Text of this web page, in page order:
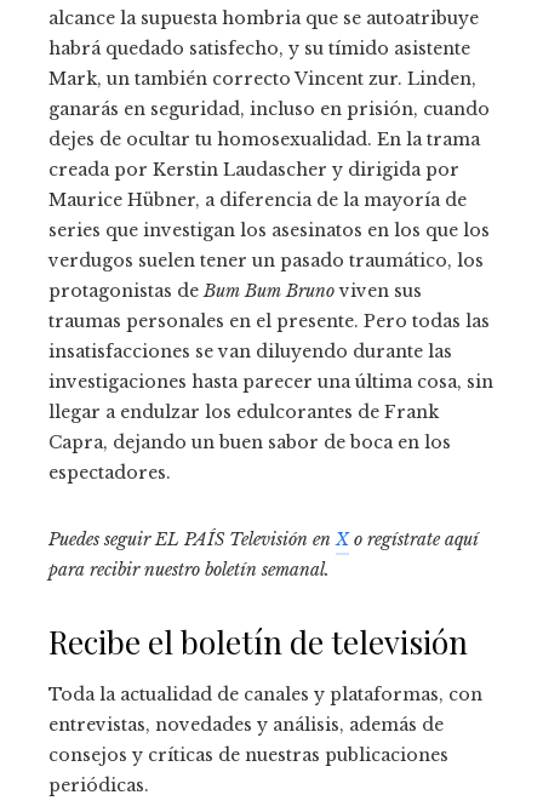
alcance la supuesta hombria que se autoatribuye
habrá quedado satisfecho, y su tímido asistente
Mark, un también correcto Vincent zur. Linden,
ganarás en seguridad, incluso en prisión, cuando
dejes de ocultar tu homosexualidad. En la trama
creada por Kerstin Laudascher y dirigida por
Maurice Hübner, a diferencia de la mayoría de
series que investigan los asesinatos en los que los
verdugos suelen tener un pasado traumático, los
protagonistas deBum Bum Brunoviven sus
traumas personales en el presente. Pero todas las
insatisfacciones se van diluyendo durante las
investigaciones hasta parecer una última cosa, sin
llegar a endulzar los edulcorantes de Frank
Capra, dejando un buen sabor de boca en los
espectadores.
Puedes seguir EL PAÍS Televisión enXo regístrate aquí
para recibirnuestro boletín semanal.
Recibe el boletín de televisión
Toda la actualidad de canales y plataformas, con
entrevistas, novedades y análisis, además de
consejos y críticas de nuestras publicaciones
periódicas.